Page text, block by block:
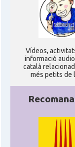
Ví­deos,
informació
català
més petits de